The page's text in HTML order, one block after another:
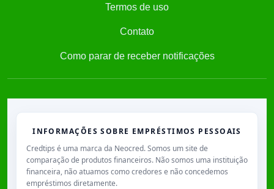
Termos de uso
Contato
Como parar de receber notificações
INFORMAÇÕES SOBRE EMPRÉSTIMOS PESSOAIS
Credtips é uma marca da Neocred. Somos um site de
comparação de produtos financeiros. Não somos uma instituição
financeira, não atuamos como credores e não concedemos
empréstimos diretamente.